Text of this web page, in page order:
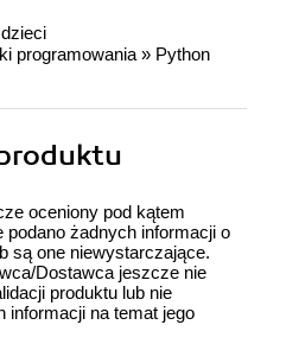
programowania » Python
oceniony pod kątem
podano żadnych informacji o
są one niewystarczające.
Dostawca jeszcze nie
produktu lub nie
informacji na temat jego